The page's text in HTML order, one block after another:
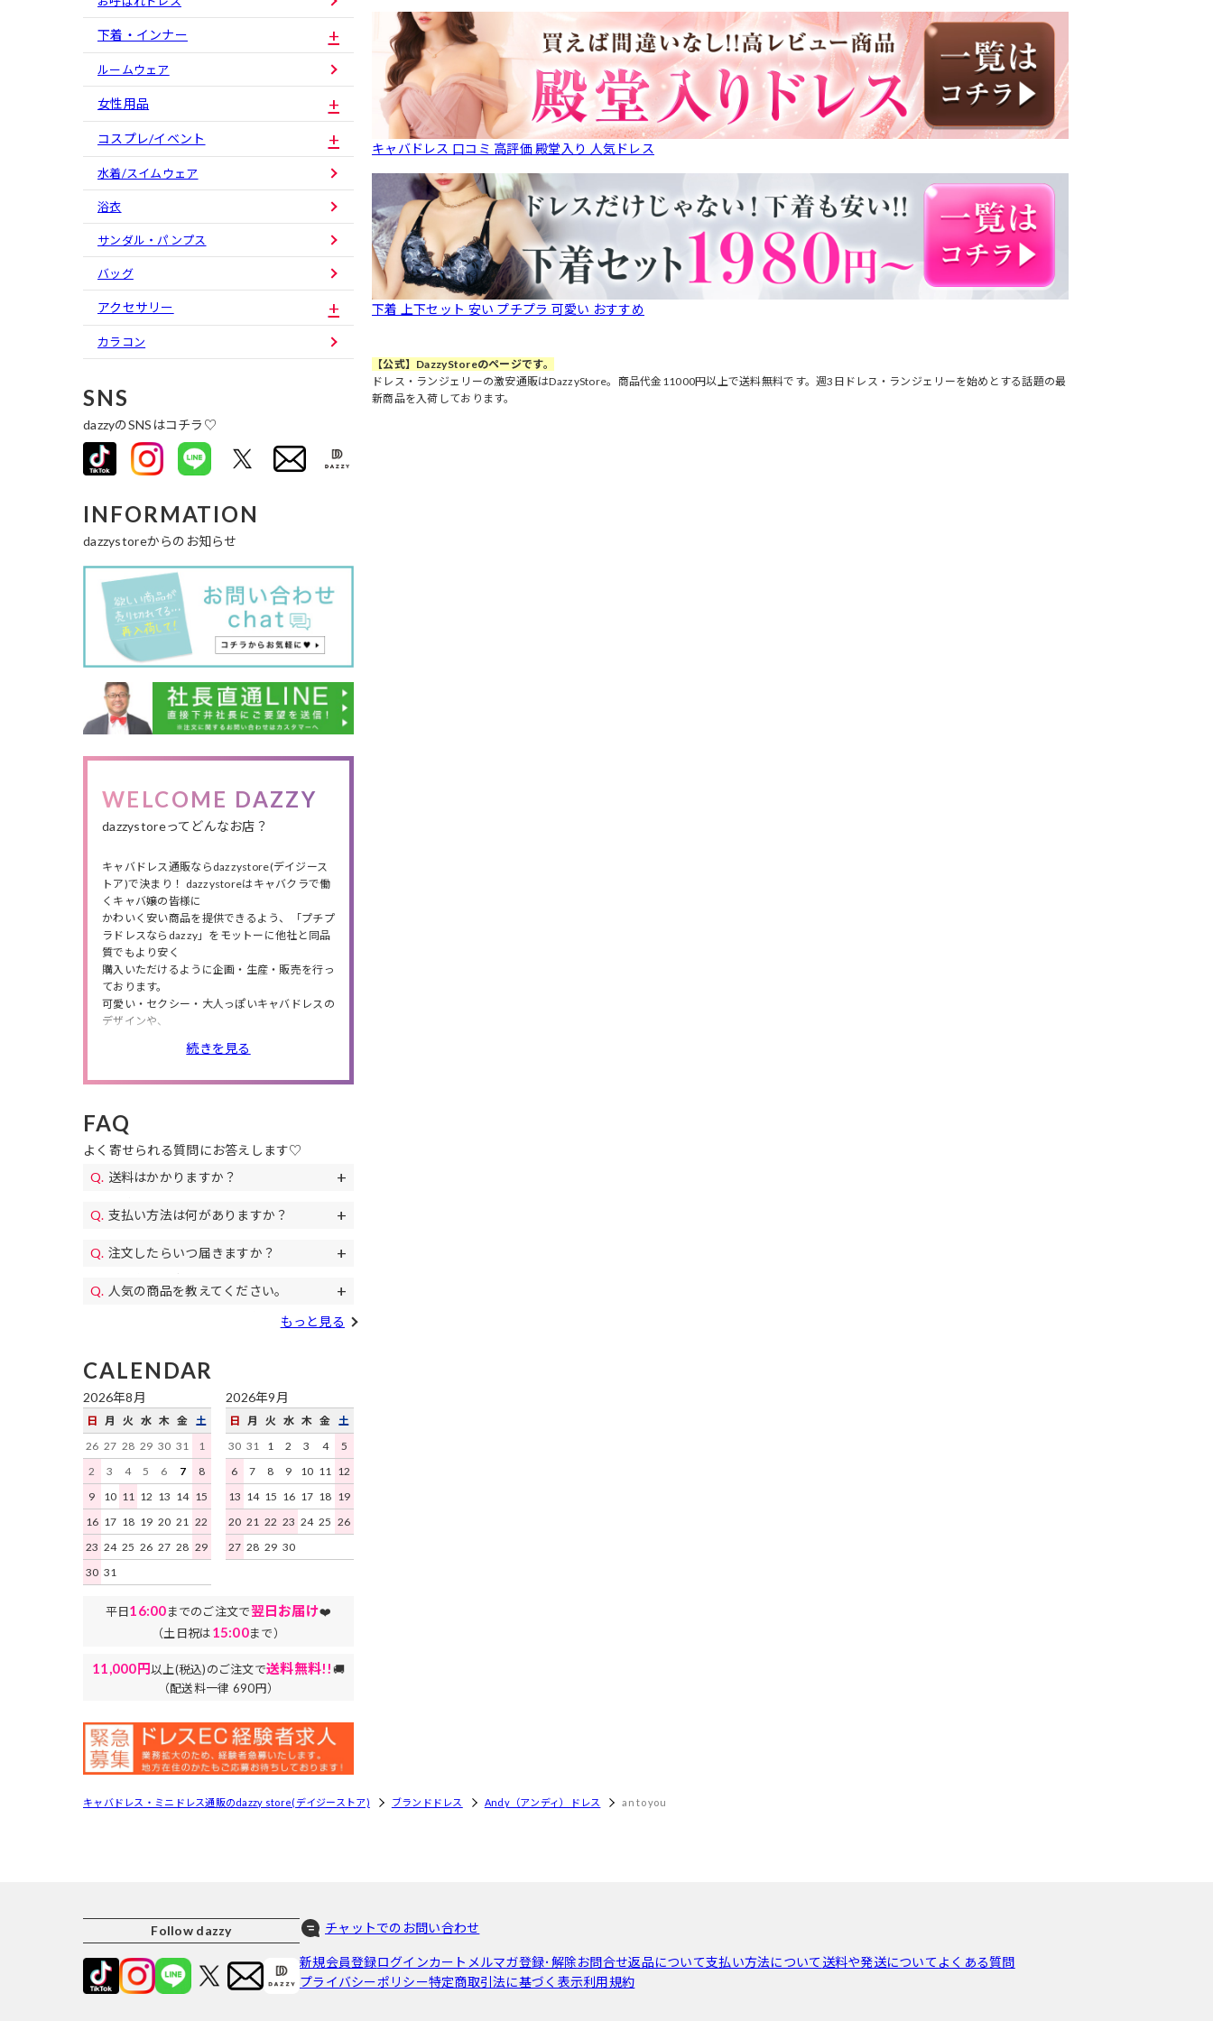
下着・インナー
ルームウェア
女性用品
コスプレ/イベント
水着/スイムウェア
浴衣
サンダル・パンプス
バッグ
アクセサリー
カラコン
SNS
dazzyのSNSはコチラ♡
INFORMATION
dazzystoreからのお知らせ
WELCOME DAZZY
dazzystoreってどんなお店？
キャバドレス通販ならdazzystore(デイジース
トア)で決まり！ dazzystoreはキャバクラで働
くキャバ嬢の皆様に
かわいく安い商品を提供できるよう、「プチプ
ラドレスならdazzy」をモットーに他社と同品
質でもより安く
購入いただけるように企画・生産・販売を行っ
ております。
可愛い・セクシー・大人っぽいキャバドレスの
デザインや、
私服や同伴で使えるワンピースも多数取り扱っ
シチュエーションやニーズによってドレスが選
べます。
お得なクーポンも配布!下着やアクセサリー、
土日祝日も午後遅くまで当日発送しており
すぐにお届けします。
続きを見る
FAQ
よく寄せられる質問にお答えします♡
送料はかかりますか？
11,000円(税込)以上のご注文で送料無料
になります。毎月イベントで送料無料の
日もあります。
支払い方法は何がありますか？
ャリア決済、RPay(楽天Pay)、NP後払
い、Paidyがご利用いただけます。
注文したらいつ届きますか？
祝日は15時までのご注文を原則として当
日発送いたします。地域ごとにお届け迄
い。
人気の商品を教えてください。
デイジーストアで人気の商品はこちらの
もっと見る
CALENDAR
2026年8月
日 月 火 水 木 金
土
26 27 28 29 30 31
1
2
3 4 5 6 7
8
9
10 11 12 13 14 15
16 17 18 19 20 21
22
23 24 25 26 27 28 29
30 31
2026年9月
日 月 火 水 木 金
土
30 31 1 2 3 4
5
6
7 8 9 10 11
12
13 14 15 16 17 18 19
20 21 22 23 24 25 26
27 28 29 30
平日16:00までのご注文で翌日お届け❤️
（土日祝は15:00まで）
11,000円以上(税込)のご注文で送料無料!!🚚
（配送料一律 690円）
キャバドレス 口コミ 高評価 殿堂入り 人気ドレス
下着 上下セット 安い プチプラ 可愛い おすすめ
【公式】DazzyStoreのページです。
ドレス・ランジェリーの激安通販はDazzyStore。商品代金11000円以上で送料無料です。週3日ドレス・ランジェリーを始めとする話題の最
新商品を入荷しております。
キャバドレス・ミニドレス通販のdazzy store(デイジーストア) ブランドドレス Andy（アンディ）ドレス an to you
Follow dazzy チャットでのお問い合わせ
新規会員登録ログインカート メルマガ登録･解除お問合せ返品について支払い方法について 送料や発送について よくある質問
プライバシーポリシー特定商取引法に基づく表示利用規約